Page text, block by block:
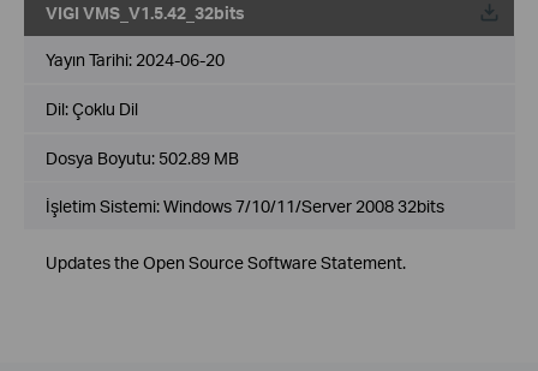
VIGI VMS_V1.5.42_32bits
Yayın Tarihi: 2024-06-20
Dil:Çoklu Dil
Dosya Boyutu: 502.89 MB
İşletim Sistemi: Windows 7/10/11/Server 2008 32bits
Updates the Open Source Software Statement.